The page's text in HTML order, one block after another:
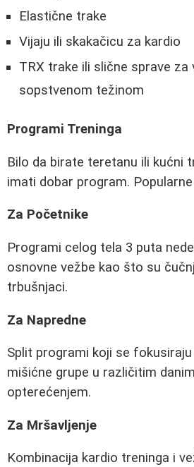
Elastične trake
Vijaju ili skakačicu za kardio
TRX trake ili slične sprave za
sopstvenom težinom
Programi Treninga
Bilo da birate teretanu ili kućni
imati dobar program.
Za Početnike
Programi celog tela 3 puta
osnovne vežbe kao što su
trbušnjaci.
Za Napredne
Split programi koji se fokusiraju
mišićne grupe u različitim
opterećenjem.
Za Mršavljenje
Kombinacija kardio treninga i